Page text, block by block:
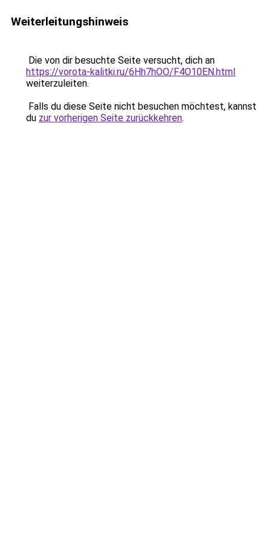
Weiterleitungshinweis
Die von dir besuchte Seite versucht, dich an
https://vorota-kalitki.ru/6Hh7hOO/F4O10EN.html
weiterzuleiten.
Falls du diese Seite nicht besuchen möchtest, kannst
du zur vorherigen Seite zurückkehren.